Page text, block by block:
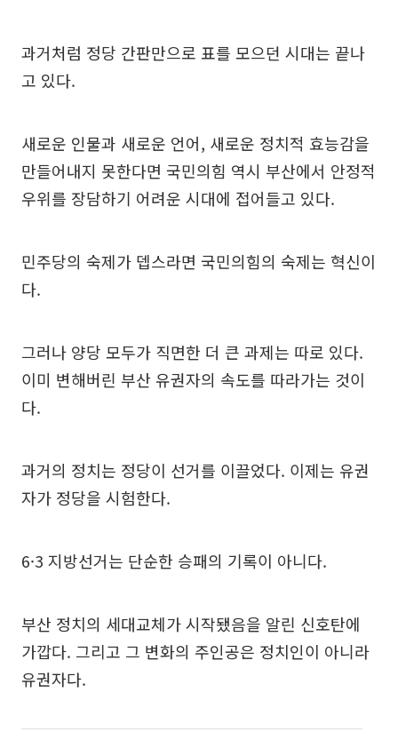
과거처럼 정당 간판만으로 표를 모으던 시대는 끝나
고 있다.
새로운 인물과 새로운 언어, 새로운 정치적 효능감을
만들어내지 못한다면 국민의힘 역시 부산에서 안정적
우위를 장담하기 어려운 시대에 접어들고 있다.
민주당의 숙제가 뎁스라면 국민의힘의 숙제는 혁신이
다.
그러나 양당 모두가 직면한 더 큰 과제는 따로 있다.
이미 변해버린 부산 유권자의 속도를 따라가는 것이
다.
과거의 정치는 정당이 선거를 이끌었다. 이제는 유권
자가 정당을 시험한다.
6·3 지방선거는 단순한 승패의 기록이 아니다.
부산 정치의 세대교체가 시작됐음을 알린 신호탄에
가깝다. 그리고 그 변화의 주인공은 정치인이 아니라
유권자다.